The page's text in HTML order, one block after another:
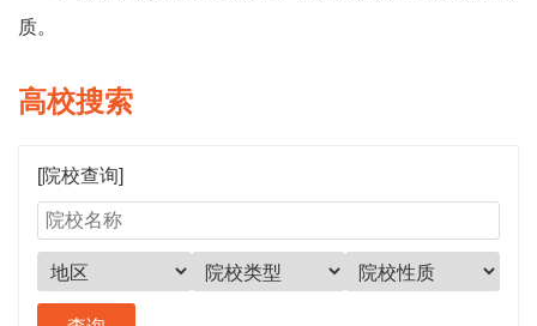
质。
高校搜索
[院校查询]